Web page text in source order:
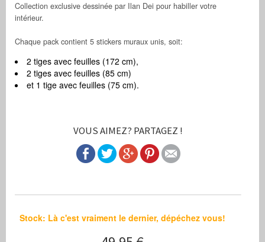
Collection exclusive dessinée par Ilan Dei pour habiller votre
intérieur.
Chaque pack contient 5 stickers muraux unis, soit:
2 tiges avec feuilles (172 cm),
2 tiges avec feuilles (85 cm)
et 1 tige avec feuilles (75 cm).
VOUS AIMEZ? PARTAGEZ !
Stock: Là c'est vraiment le dernier, dépéchez vous!